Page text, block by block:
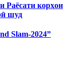
Раёсати корҳои
шуд
Slam-2024”